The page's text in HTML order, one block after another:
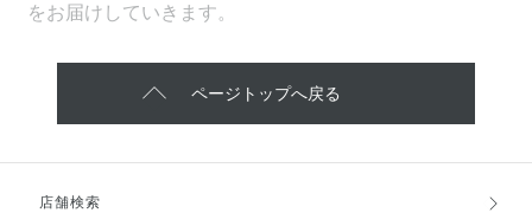
をお届けしていきます。
ページトップへ戻る
店舗検索